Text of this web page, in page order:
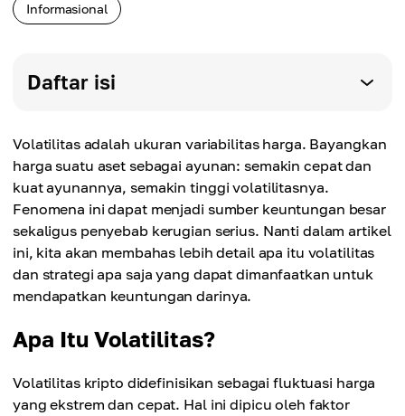
Informasional
Daftar isi
Volatilitas adalah ukuran variabilitas harga. Bayangkan
harga suatu aset sebagai ayunan: semakin cepat dan
kuat ayunannya, semakin tinggi volatilitasnya.
Fenomena ini dapat menjadi sumber keuntungan besar
sekaligus penyebab kerugian serius. Nanti dalam artikel
ini, kita akan membahas lebih detail apa itu volatilitas
dan strategi apa saja yang dapat dimanfaatkan untuk
mendapatkan keuntungan darinya.
Apa Itu Volatilitas?
Volatilitas kripto didefinisikan sebagai fluktuasi harga
yang ekstrem dan cepat. Hal ini dipicu oleh faktor